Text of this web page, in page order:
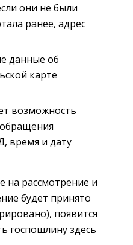
они не были
ранее, адрес
данные об
карте
возможность
время и дату
на рассмотрение и
будет принято
появится
госпошлину здесь